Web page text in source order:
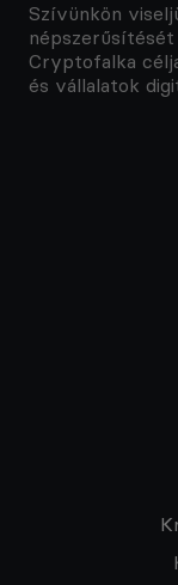
Szívünkön
Cryptofalka
és vállalatok